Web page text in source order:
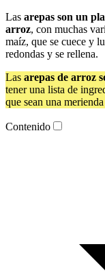
Las arepas son un
arroz, con muchas
maíz, que se cuece y
redondas y se rellena.
Las arepas de arroz
tener una lista de
que sean una
Contenido